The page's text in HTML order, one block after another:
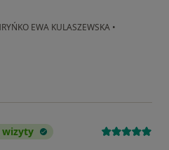
EWA KULASZEWSKA •
wizyty